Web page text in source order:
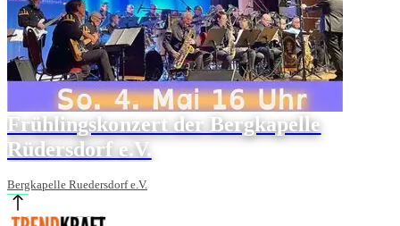
Frühlingskonzert der Bergkapelle
Rüdersdorf e.V.
Bergkapelle Ruedersdorf e.V.